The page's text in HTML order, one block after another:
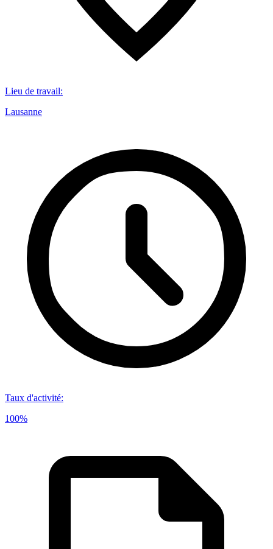
Lieu de travail:
Lausanne
Taux d'activité:
100%